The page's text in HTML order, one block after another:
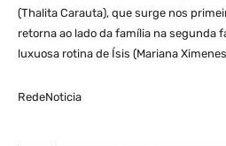
(Thalita Carauta), que surge nos
retorna ao lado da família na segunda
luxuosa rotina de Ísis (Mariana
RedeNoticia